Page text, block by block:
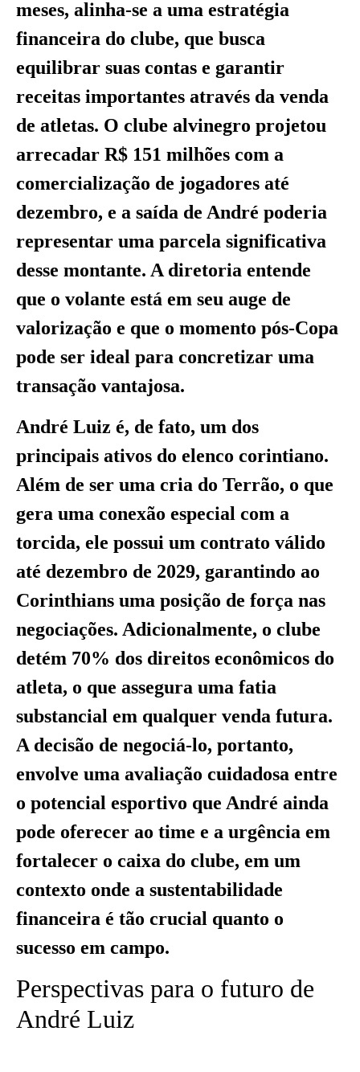
meses, alinha-se a uma estratégia
financeira do clube, que busca
equilibrar suas contas e garantir
receitas importantes através da venda
de atletas. O clube alvinegro projetou
arrecadar R$ 151 milhões com a
comercialização de jogadores até
dezembro, e a saída de André poderia
representar uma parcela significativa
desse montante. A diretoria entende
que o volante está em seu auge de
valorização e que o momento pós-Copa
pode ser ideal para concretizar uma
transação vantajosa.
André Luiz é, de fato, um dos
principais ativos do elenco corintiano.
Além de ser uma cria do Terrão, o que
gera uma conexão especial com a
torcida, ele possui um contrato válido
até dezembro de 2029, garantindo ao
Corinthians uma posição de força nas
negociações. Adicionalmente, o clube
detém 70% dos direitos econômicos do
atleta, o que assegura uma fatia
substancial em qualquer venda futura.
A decisão de negociá-lo, portanto,
envolve uma avaliação cuidadosa entre
o potencial esportivo que André ainda
pode oferecer ao time e a urgência em
fortalecer o caixa do clube, em um
contexto onde a sustentabilidade
financeira é tão crucial quanto o
sucesso em campo.
Perspectivas para o futuro de
André Luiz